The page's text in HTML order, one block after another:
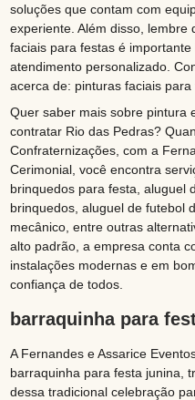
soluções que contam com
experiente. Além disso,
faciais para festas é
atendimento personalizado.
acerca de: pinturas faciais para
Quer saber mais sobre pintura
contratar Rio das Pedras?
Confraternizações, com a
Cerimonial, você encontra
brinquedos para festa, aluguel
brinquedos, aluguel de futebol
mecânico, entre outras
alto padrão, a empresa conta
instalações modernas e em
confiança de todos.
barraquinha para
A Fernandes e Assarice
barraquinha para festa junina,
dessa tradicional celebração